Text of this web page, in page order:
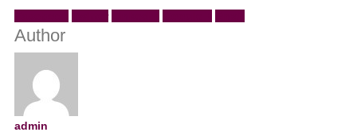
Author
admin